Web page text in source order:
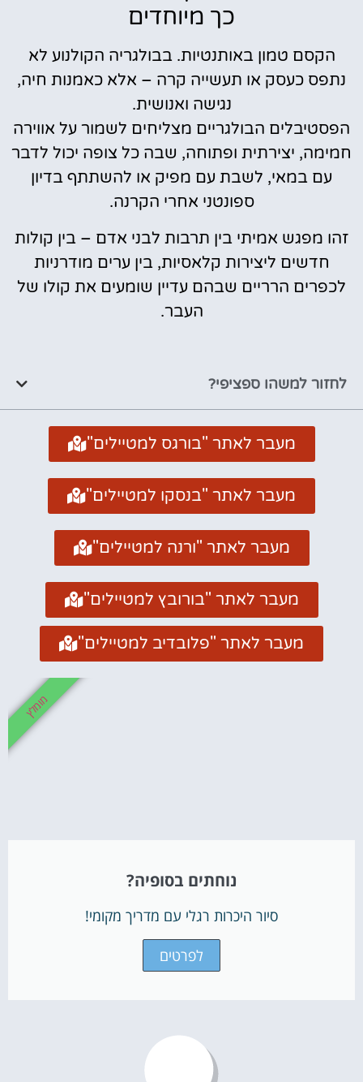
כך מיוחדים
הקסם טמון באותנטיות. בבולגריה הקולנוע לא
נתפס כעסק או תעשייה קרה – אלא כאמנות חיה,
נגישה ואנושית.
הפסטיבלים הבולגריים מצליחים לשמור על אווירה
חמימה, יצירתית ופתוחה, שבה כל צופה יכול לדבר
עם במאי, לשבת עם מפיק או להשתתף בדיון
ספונטני אחרי הקרנה.
זהו מפגש אמיתי בין תרבות לבני אדם – בין קולות
חדשים ליצירות קלאסיות, בין ערים מודרניות
לכפרים הרריים שבהם עדיין שומעים את קולו של
העבר.
לחזור למשהו ספציפי?
מעבר לאתר "בורגס למטיילים"
מעבר לאתר "בנסקו למטיילים"
מעבר לאתר "ורנה למטיילים"
מעבר לאתר "בורובץ למטיילים"
מעבר לאתר "פלובדיב למטיילים"
נוחתים בסופיה?
סיור היכרות רגלי עם מדריך מקומי!
לפרטים
מומלץ